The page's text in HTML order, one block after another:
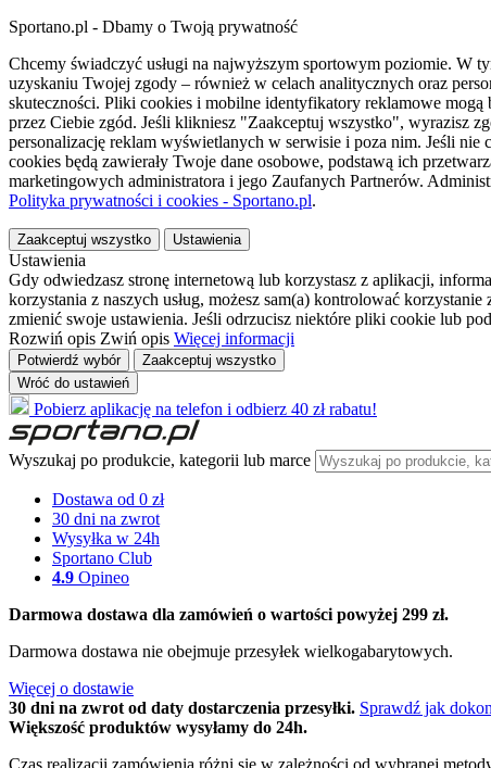
Sportano.pl - Dbamy o Twoją prywatność
Chcemy świadczyć usługi na najwyższym sportowym poziomie. W
uzyskaniu Twojej zgody – również w celach analitycznych oraz
skuteczności. Pliki cookies i mobilne identyfikatory reklamowe
przez Ciebie zgód. Jeśli klikniesz "Zaakceptuj wszystko", wyrazisz
personalizację reklam wyświetlanych w serwisie i poza nim. Jeśli
cookies będą zawierały Twoje dane osobowe, podstawą ich
marketingowych administratora i jego Zaufanych Partnerów.
Polityka prywatności i cookies - Sportano.pl.
Zaakceptuj wszystko Ustawienia
Ustawienia
Gdy odwiedzasz stronę internetową lub korzystasz z aplikacji,
korzystania z naszych usług, możesz sam(a) kontrolować
zmienić swoje ustawienia. Jeśli odrzucisz niektóre pliki cookie lub
Rozwiń opis Zwiń opis Więcej informacji
Potwierdź wybór
Zaakceptuj wszystko
Wróć do ustawień
Pobierz aplikację na telefon i odbierz 40 zł rabatu!
Wyszukaj po produkcie, kategorii lub marce
Dostawa od 0 zł
30 dni na zwrot
Wysyłka w 24h
Sportano Club
4.9 Opineo
Darmowa dostawa dla zamówień o wartości powyżej 299 zł.
Darmowa dostawa nie obejmuje przesyłek wielkogabarytowych.
Więcej o dostawie
30 dni na zwrot od daty dostarczenia przesyłki. Sprawdź jak
Większość produktów wysyłamy do 24h.
Czas realizacji zamówienia różni się w zależności od wybranej